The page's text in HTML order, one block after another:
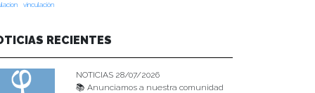
vinculación
RECIENTES
NOTICIAS 28/07/2026
📚 Anunciamos a nuestra comunidad